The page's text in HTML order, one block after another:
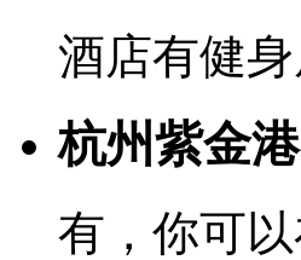
酒店有健
杭州紫金
有，你可